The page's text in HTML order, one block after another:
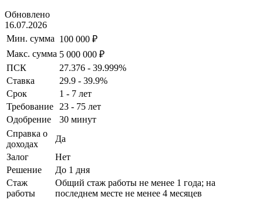
Обновлено
16.07.2026
Мин. сумма 100 000 ₽
Макс. сумма 5 000 000 ₽
ПСК
27.376 - 39.999%
Ставка
29.9 - 39.9%
Срок
1 - 7 лет
Требование
23 - 75 лет
Одобрение
30 минут
Справка о
доходах
Да
Залог
Нет
Решение
До 1 дня
Стаж
работы
Общий стаж работы не менее 1 года; на
последнем месте не менее 4 месяцев